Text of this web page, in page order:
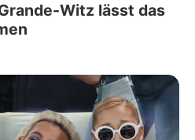
Witz lässt das